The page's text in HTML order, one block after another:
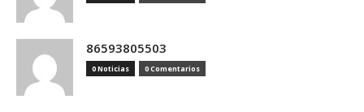
86593805503
0 Noticias 0 Comentarios